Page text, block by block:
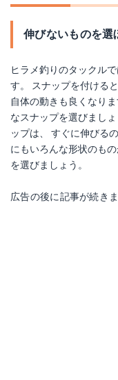
伸びないものを選
ヒラメ釣りのタックル
す。 スナップを付ける
自体の動きも良くなり
なスナップを選びまし
ップは、 すぐに伸びる
にもいろんな形状のも
を選びましょう。
広告の後に記事が続き